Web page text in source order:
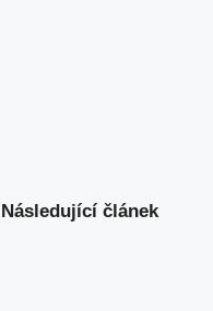
Následující článek